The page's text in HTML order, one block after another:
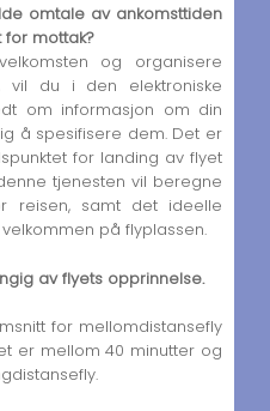
omtale av ankomsttiden
for mottak?
og organisere
vil du i den elektroniske
om informasjon om din
å spesifisere dem. Det er
for landing av flyet
tjenesten vil beregne
reisen, samt det ideelle
på flyplassen.
av flyets opprinnelse.
for mellomdistansefly
er mellom 40 minutter og